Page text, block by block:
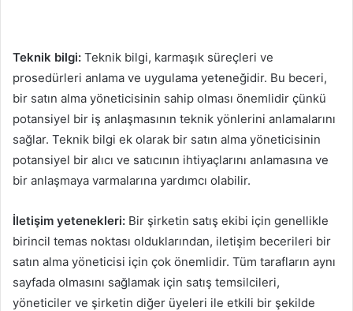
Teknik bilgi: Teknik bilgi, karmaşık süreçleri ve
prosedürleri anlama ve uygulama yeteneğidir. Bu beceri,
bir satın alma yöneticisinin sahip olması önemlidir çünkü
potansiyel bir iş anlaşmasının teknik yönlerini anlamalarını
sağlar. Teknik bilgi ek olarak bir satın alma yöneticisinin
potansiyel bir alıcı ve satıcının ihtiyaçlarını anlamasına ve
bir anlaşmaya varmalarına yardımcı olabilir.
İletişim yetenekleri: Bir şirketin satış ekibi için genellikle
birincil temas noktası olduklarından, iletişim becerileri bir
satın alma yöneticisi için çok önemlidir. Tüm tarafların aynı
sayfada olmasını sağlamak için satış temsilcileri,
yöneticiler ve şirketin diğer üyeleri ile etkili bir şekilde